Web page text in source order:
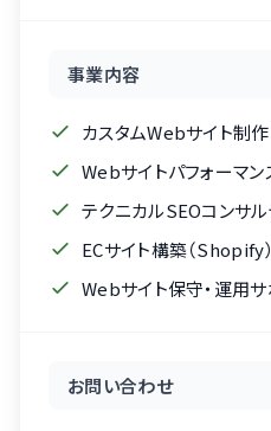
事業内容
カスタムWebサイト制作
Webサイトパフォーマ
テクニカルSEOコンサル
ECサイト構築（Shopify）
Webサイト保守・運用サ
お問い合わせ